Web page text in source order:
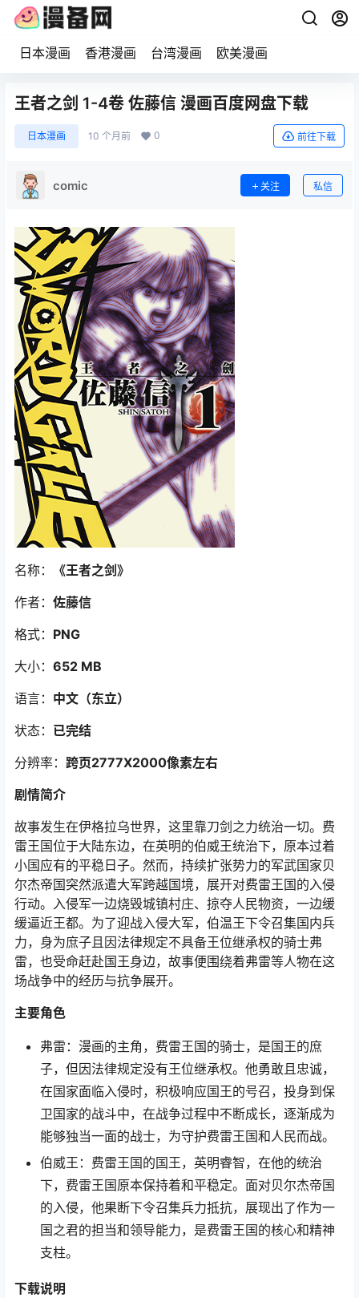
日本漫画 香港漫画 台湾漫画 欧美漫画
王者之剑 1-4卷 佐藤信 漫画百度网盘下载
日本漫画 10 个月前 0 前往下载
comic 关注 私信
名称：
《王者之剑》
作者： 佐藤信
格式： PNG
大小： 652 MB
语言： 中文 （东立）
状态： 已完结
分辨率： 跨页2777X2000像素左右
剧情简介
故事发生在伊格拉乌世界，这里靠刀剑之力统治一切。费
雷王国位于大陆东边，在英明的伯威王统治下，原本过着
小国应有的平稳日子。然而，持续扩张势力的军武国家贝
尔杰帝国突然派遣大军跨越国境，展开对费雷王国的入侵
行动。入侵军一边烧毁城镇村庄、掠夺人民物资，一边缓
缓逼近王都。为了迎战入侵大军，伯温王下令召集国内兵
力，身为庶子且因法律规定不具备王位继承权的骑士弗
雷，也受命赶赴国王身边，故事便围绕着弗雷等人物在这
场战争中的经历与抗争展开。
主要角色
弗雷：漫画的主角，费雷王国的骑士，是国王的庶
子，但因法律规定没有王位继承权。他勇敢且忠诚，
在国家面临入侵时，积极响应国王的号召，投身到保
卫国家的战斗中，在战争过程中不断成长，逐渐成为
能够独当一面的战士，为守护费雷王国和人民而战。
伯威王：费雷王国的国王，英明睿智，在他的统治
下，费雷王国原本保持着和平稳定。面对贝尔杰帝国
的入侵，他果断下令召集兵力抵抗，展现出了作为一
国之君的担当和领导能力，是费雷王国的核心和精神
支柱。
下载说明